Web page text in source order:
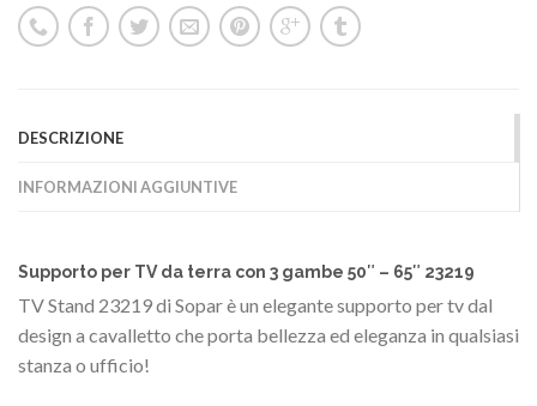
DESCRIZIONE
INFORMAZIONI AGGIUNTIVE
Supporto per TV da terra con 3 gambe 50″ – 65″ 23219
TV Stand 23219 di Sopar è un elegante supporto per tv dal
design a cavalletto che porta bellezza ed eleganza in qualsiasi
stanza o ufficio!